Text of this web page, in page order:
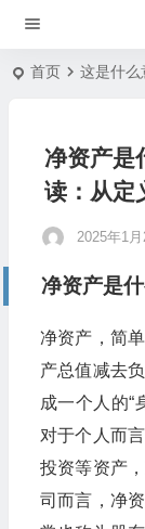
首页 这是什么
净资产是
读：从定
2025年1
净资产是
净资产，简
产总值减去
成一个人的“
对于个人而
投资等资产
司而言，净